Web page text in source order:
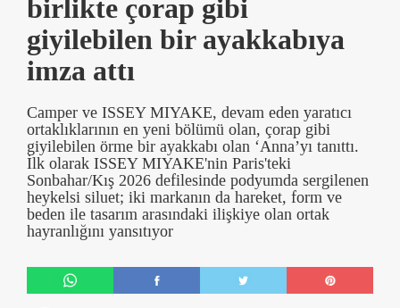
birlikte çorap gibi
giyilebilen bir ayakkabıya
imza attı
Camper ve ISSEY MIYAKE, devam eden yaratıcı
ortaklıklarının en yeni bölümü olan, çorap gibi
giyilebilen örme bir ayakkabı olan ‘Anna’yı tanıttı.
İlk olarak ISSEY MIYAKE'nin Paris'teki
Sonbahar/Kış 2026 defilesinde podyumda sergilenen
heykelsi siluet; iki markanın da hareket, form ve
beden ile tasarım arasındaki ilişkiye olan ortak
hayranlığını yansıtıyor